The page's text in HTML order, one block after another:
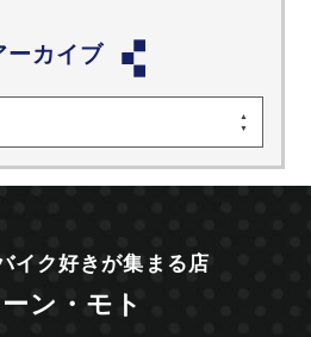
ーカイブ
イク好きが集まる店
ン・モト